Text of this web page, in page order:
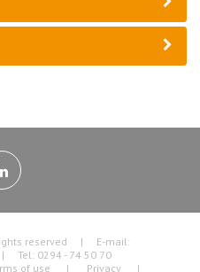
reserved | E-mail:
0294 - 74 50 70
of use Privacy